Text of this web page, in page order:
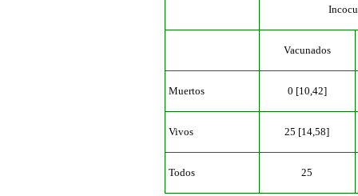
Vacunados
Muertos 0 [10,42]
Vivos 25 [14,58]
Todos 25